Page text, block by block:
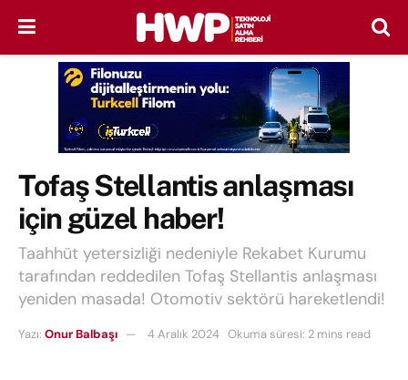
Tofaş Stellantis anlaşması
için güzel haber!
Taahhüt yetersizliği nedeniyle Rekabet Kurumu
tarafından reddedilen Tofaş Stellantis anlaşması
yeniden masada! Otomotiv sektörü hareketlendi!
Yazı: Onur Balbaşı 4 Aralık 2024 Okuma süresi: 2 mins read